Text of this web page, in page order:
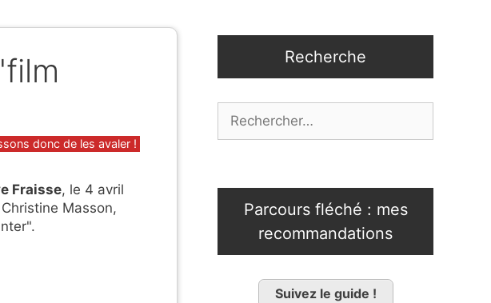
donc de les avaler !
Fraisse, le 4 avril
Masson,
Recherche
Parcours fléché : mes
recommandations
Suivez le guide !